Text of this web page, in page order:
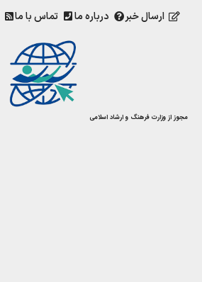
ارسال خبر درباره ما تماس با ما
مجوز از وزارت فرهنگ و ارشاد اسلامی